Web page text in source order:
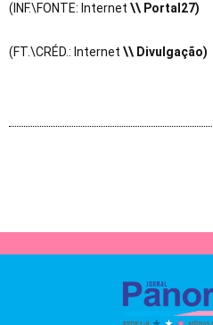
(INF.\FONTE: Internet \\ Portal27)
(FT.\CRÉD.: Internet \\ Divulgação)